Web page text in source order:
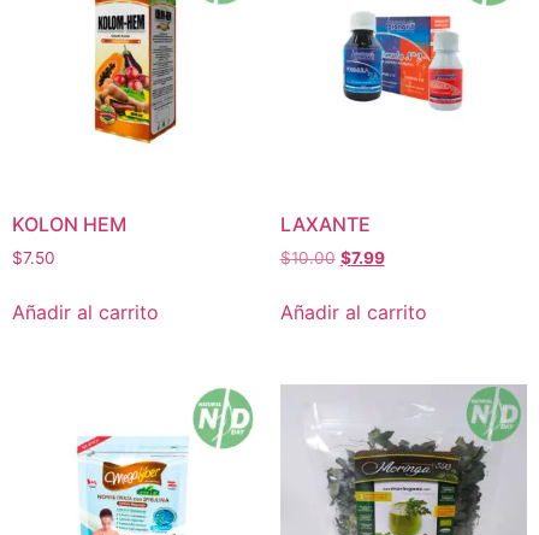
KOLON HEM
$7.50
Añadir al carrito
LAXANTE
$10.00 $7.99
Añadir al carrito